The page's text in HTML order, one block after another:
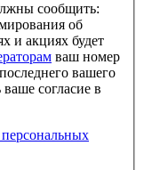
сообщить:
об
и акциях будет
вашего
ваше согласие в